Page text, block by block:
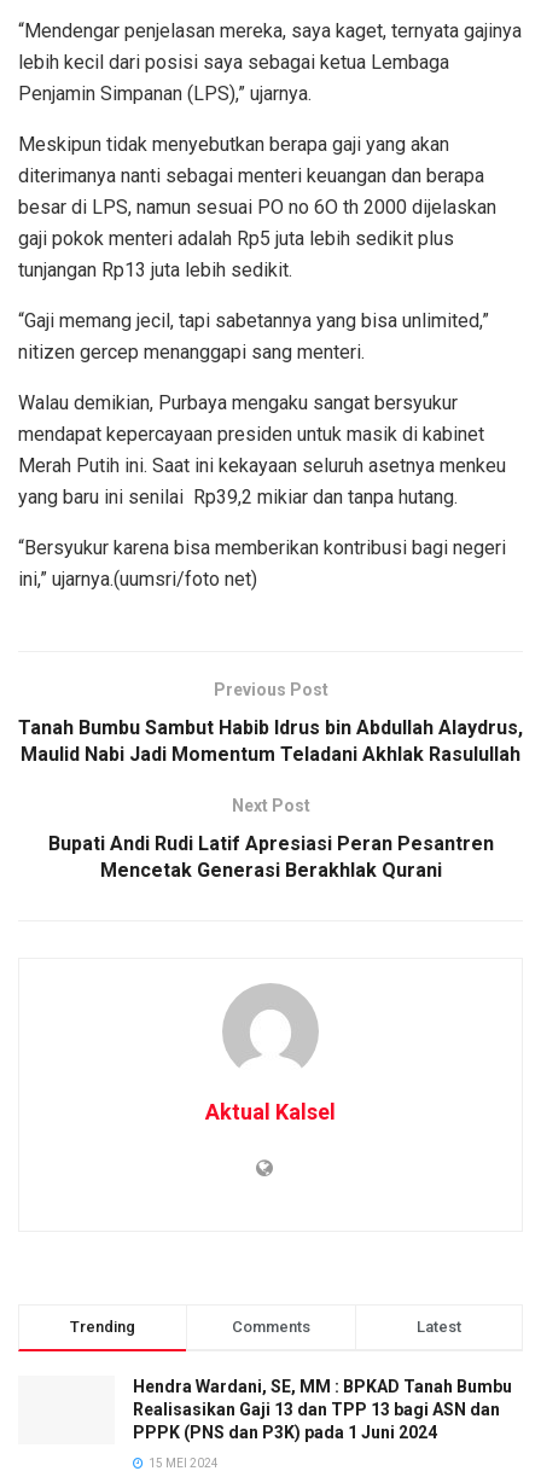
“Mendengar penjelasan mereka, saya kaget, ternyata gajinya
lebih kecil dari posisi saya sebagai ketua Lembaga
Penjamin Simpanan (LPS),” ujarnya.
Meskipun tidak menyebutkan berapa gaji yang akan
diterimanya nanti sebagai menteri keuangan dan berapa
besar di LPS, namun sesuai PO no 6O th 2000 dijelaskan
gaji pokok menteri adalah Rp5 juta lebih sedikit plus
tunjangan Rp13 juta lebih sedikit.
“Gaji memang jecil, tapi sabetannya yang bisa unlimited,”
nitizen gercep menanggapi sang menteri.
Walau demikian, Purbaya mengaku sangat bersyukur
mendapat kepercayaan presiden untuk masik di kabinet
Merah Putih ini. Saat ini kekayaan seluruh asetnya menkeu
yang baru ini senilai Rp39,2 mikiar dan tanpa hutang.
“Bersyukur karena bisa memberikan kontribusi bagi negeri
ini,” ujarnya.(uumsri/foto net)
Previous Post
Tanah Bumbu Sambut Habib Idrus bin Abdullah Alaydrus,
Maulid Nabi Jadi Momentum Teladani Akhlak Rasulullah
Next Post
Bupati Andi Rudi Latif Apresiasi Peran Pesantren
Mencetak Generasi Berakhlak Qurani
Aktual Kalsel
Trending Comments Latest
Hendra Wardani, SE, MM : BPKAD Tanah Bumbu
Realisasikan Gaji 13 dan TPP 13 bagi ASN dan
PPPK (PNS dan P3K) pada 1 Juni 2024
15 MEI 2024